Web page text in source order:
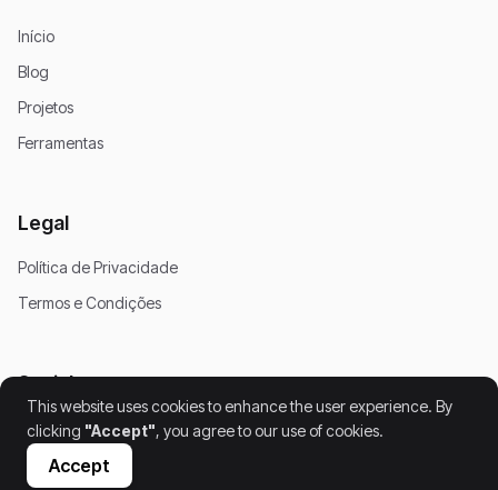
Início
Blog
Projetos
Ferramentas
Legal
Política de Privacidade
Termos e Condições
Social
This website uses cookies to enhance the user experience. By
clicking "Accept", you agree to our use of cookies.
Accept